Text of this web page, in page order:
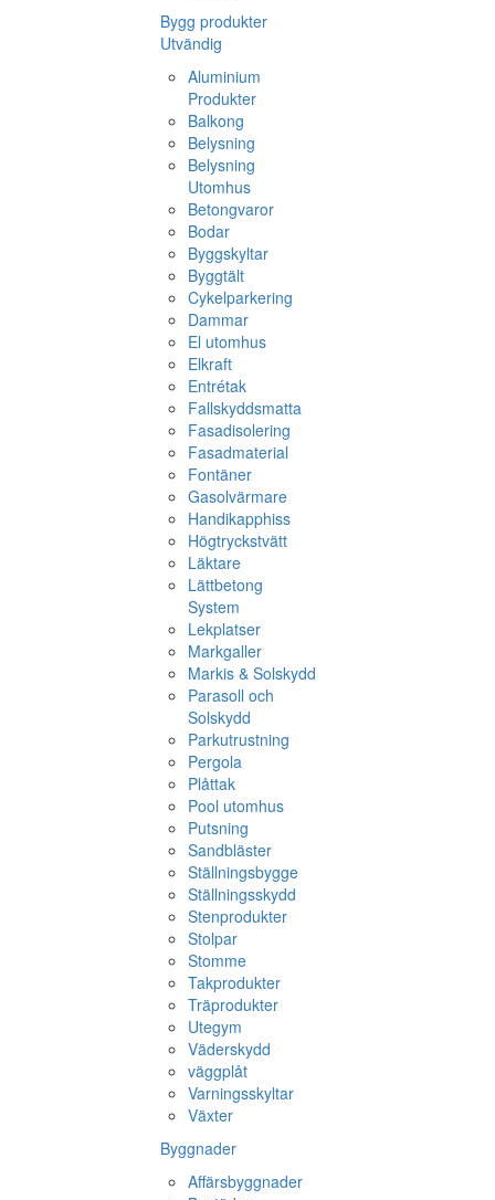
Bygg produkter
Utvändig
Aluminium
Produkter
Balkong
Belysning
Belysning
Utomhus
Betongvaror
Bodar
Byggskyltar
Byggtält
Cykelparkering
Dammar
El utomhus
Elkraft
Entrétak
Fallskyddsmatta
Fasadisolering
Fasadmaterial
Fontäner
Gasolvärmare
Handikapphiss
Högtryckstvätt
Läktare
Lättbetong
System
Lekplatser
Markgaller
Markis & Solskydd
Parasoll och
Solskydd
Parkutrustning
Pergola
Plåttak
Pool utomhus
Putsning
Sandbläster
Ställningsbygge
Ställningsskydd
Stenprodukter
Stolpar
Stomme
Takprodukter
Träprodukter
Utegym
Väderskydd
väggplåt
Varningsskyltar
Växter
Byggnader
Affärsbyggnader